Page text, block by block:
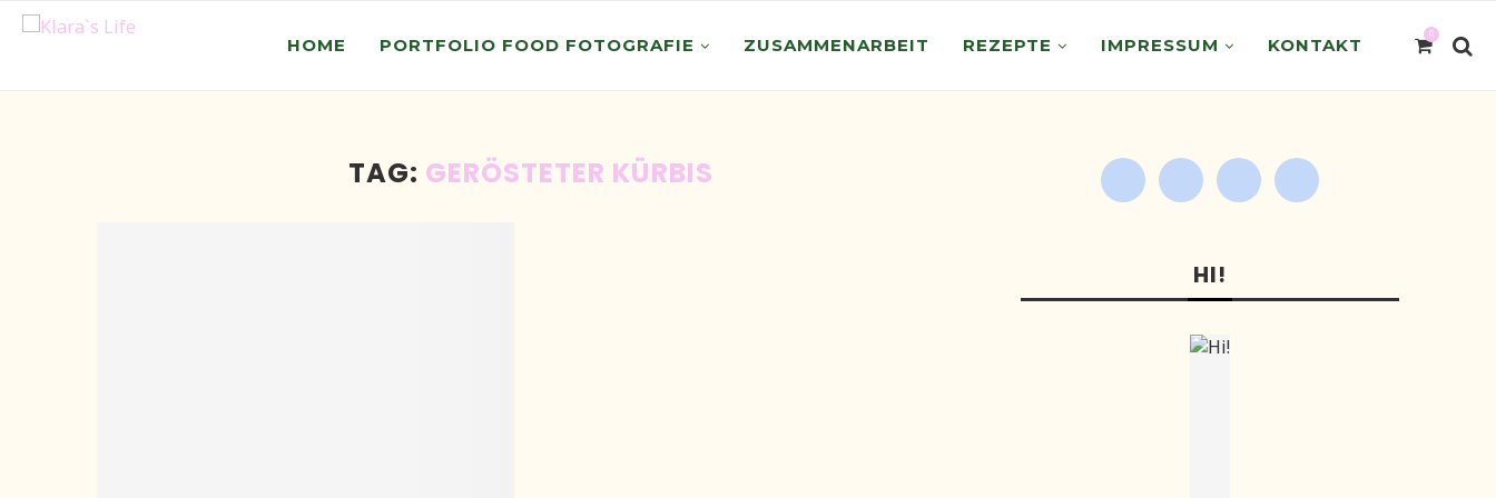
HOME PORTFOLIO FOOD FOTOGRAFIE ZUSAMMENARBEIT REZEPTE IMPRESSUM KONTAKT
0
TAG: GERÖSTETER KÜRBIS
HI!